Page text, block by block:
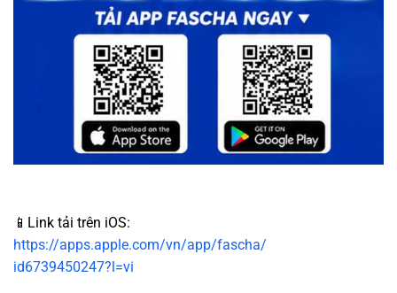
📱Link tải trên iOS:
https://apps.apple.com/vn/app/fascha/
id6739450247?l=vi